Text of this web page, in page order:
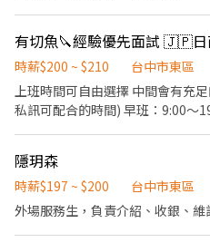
分鐘為單位計算 ⭕企業魅力 ▪「
採納同仁的意見，提升參與感 ▪除
數據分析等專業知識 ▪升遷快速
遷加薪的機會 ▪享有完善的福利
算，重視員工的辛勤付出 ▪計畫
嚐美味平價壽司，致力成為頂尖品牌
時薪$200 ~ $210
台中市東區
上班時間可自由選擇 中間會有充
私訊可配合的時間) 早班：9:00～
歡迎二度就業、外籍學生、實習
於面試時與主管確認班表 ⭕工作
理→料理製作→提供餐點→餐具清
隱玥森
時薪$197 ~ $200
台中市東區
外場服務生，負責介紹、收銀、